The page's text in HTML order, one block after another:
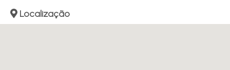
Localização